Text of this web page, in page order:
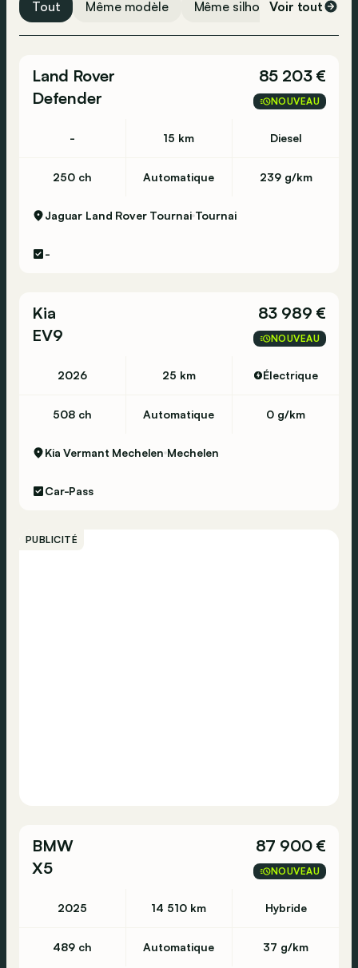
Régulateur de vitesse
Capteurs de stationnement avant
Bluetooth
Verrouillage centralisé
Alarme
Appel d'urgence
Tout Même modèle Même silhouette Même
Voir tout
Land Rover
Defender
85 203 €
NOUVEAU
- 15 km Diesel
250 ch Automatique 239 g/km
Jaguar Land Rover Tournai Tournai
-
Kia
EV9
83 989 €
NOUVEAU
2026 25 km Électrique
508 ch Automatique 0 g/km
Kia Vermant Mechelen Mechelen
Car-Pass
PUBLICITÉ
BMW
X5
87 900 €
NOUVEAU
2025 14 510 km Hybride
489 ch Automatique 37 g/km